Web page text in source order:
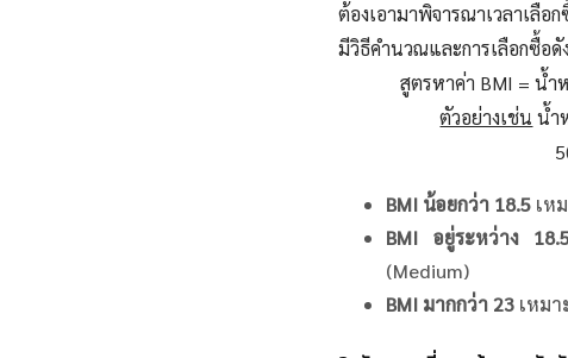
ต้องเอามาพิจารณาเวลาเลื
มีวิธีคำนวณและการเลือกซื้อดั
สูตรหาค่า BMI = น้ำ
ตัวอย่างเช่น น้ำ
BMI น้อยกว่า 18.5เห
BMI อยู่ระหว่าง
(Medium)
BMI มากกว่า23 เหม